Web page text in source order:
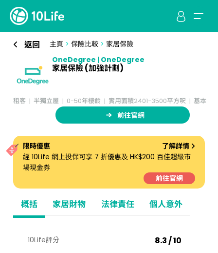
返回 主頁 > 保險比較> 家居保險
OneDegree | OneDegree
家居保險 (加強計劃)
租客 半獨立屋 0-50年樓齡 實用面積2401-3500平方呎 基本
前往官網
概括 家居財物 法律責任 個人意外
限時優惠
了解詳情
經 10Life 網上投保可享 7 折優惠及 HK$200 百佳超級市
場現金券
前往官網
10Life評分 8.3 / 10